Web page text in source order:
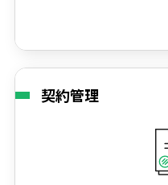
契約管理